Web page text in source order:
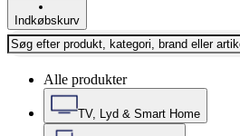
Indkøbskurv
Alle produkter
TV, Lyd & Smart Home